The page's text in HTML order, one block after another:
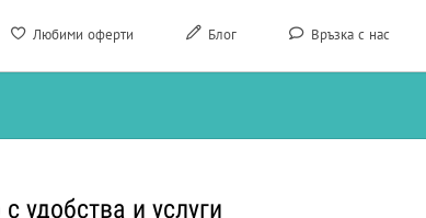
Любими оферти Блог Връзка с нас
удобства и услуги